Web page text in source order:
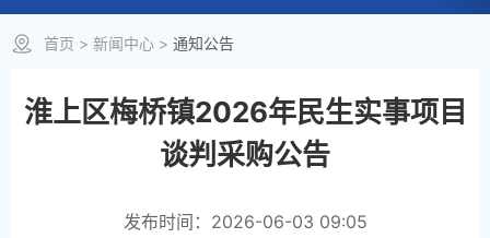
首页 > 新闻中心 > 通知公告
淮上区梅桥镇2026年民生实事项目
谈判采购公告
发布时间：2026-06-03 09:05